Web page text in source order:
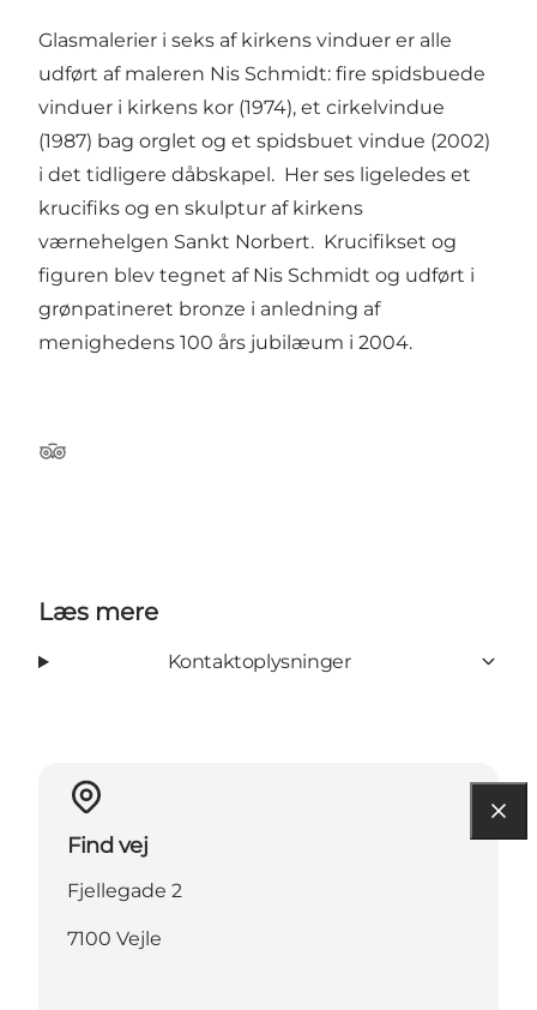
Glasmalerier i seks af kirkens vinduer er alle
udført af maleren Nis Schmidt: fire spidsbuede
vinduer i kirkens kor (1974), et cirkelvindue
(1987) bag orglet og et spidsbuet vindue (2002)
i det tidligere dåbskapel. Her ses ligeledes et
krucifiks og en skulptur af kirkens
værnehelgen Sankt Norbert. Krucifikset og
figuren blev tegnet af Nis Schmidt og udført i
grønpatineret bronze i anledning af
menighedens 100 års jubilæum i 2004.
Tripadvisor
Læs mere
Kontaktoplysninger
Find vej
Fjellegade 2
7100 Vejle